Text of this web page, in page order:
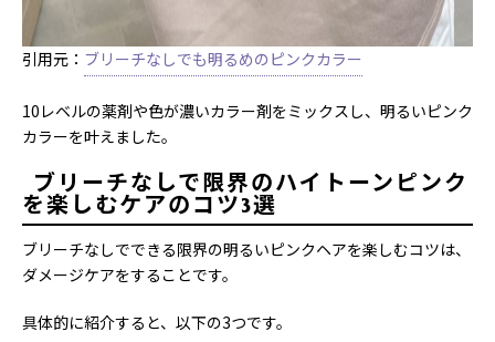
引用元： ブリーチなしでも明るめのピンクカラー
10レベルの薬剤や色が濃いカラー剤をミックスし、明るいピンク
カラーを叶えました。
ブリーチなしで限界のハイトーンピンク
を楽しむケアのコツ3選
ブリーチなしでできる限界の明るいピンクヘアを楽しむコツは、
ダメージケアをすることです。
具体的に紹介すると、以下の3つです。